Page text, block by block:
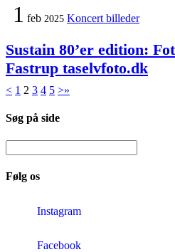
1 feb 2025 Koncert billeder
Sustain 80’er edition:
Fastrup taselvfoto.dk
< 1 2 3 4 5 >»
Søg på side
Følg os
Instagram
Facebook